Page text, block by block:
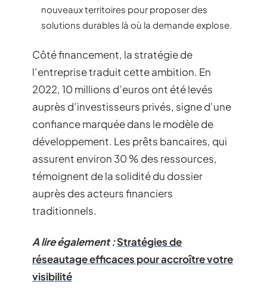
nouveaux territoires pour proposer des
solutions durables là où la demande explose.
Côté financement, la stratégie de
l’entreprise traduit cette ambition. En
2022, 10 millions d’euros ont été levés
auprès d’investisseurs privés, signe d’une
confiance marquée dans le modèle de
développement. Les prêts bancaires, qui
assurent environ 30 % des ressources,
témoignent de la solidité du dossier
auprès des acteurs financiers
traditionnels.
A lire également :Stratégies de
réseautage efficaces pour accroître votre
visibilité